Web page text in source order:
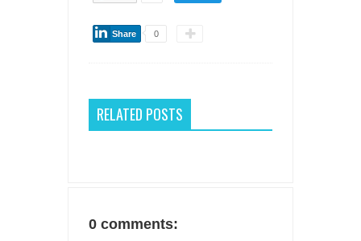
Share 0
RELATED POSTS
0 comments: